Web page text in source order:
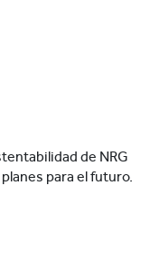
de NRG
para el futuro.